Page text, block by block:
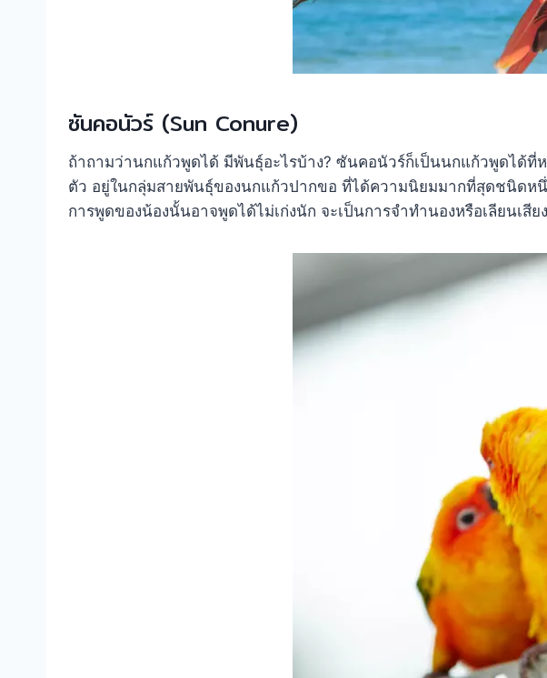
ซันคอนัวร์ (Sun Conure)
ถ้าถามว่านกแก้วพูดได้ มีพันธุ์อะไรบ้าง? ซันคอนัวร์ก็เป็นนกแก้วพูดได้
ตัว อยู่ในกลุ่มสายพันธุ์ของนกแก้วปากขอ ที่ได้ความนิยมมากที่สุดชนิดหนึ่
การพูดของน้องนั้นอาจพูดได้ไม่เก่งนัก จะเป็นการจำทำนองหรือเลียนเ